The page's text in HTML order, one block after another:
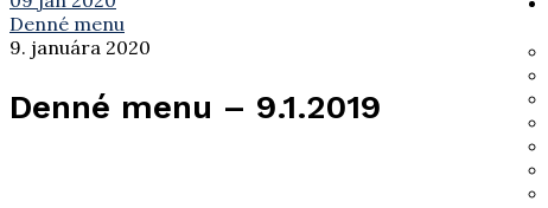
Denné menu
9. januára 2020
Denné menu – 9.1.2019